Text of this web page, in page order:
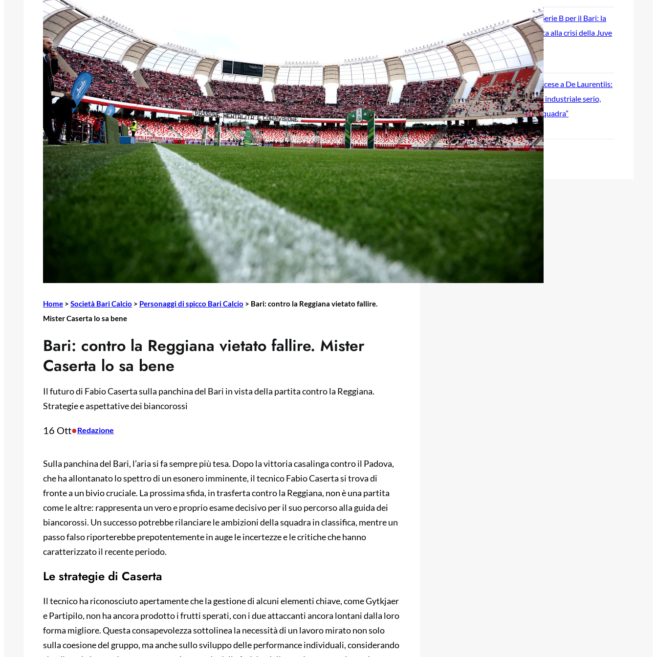
Home > Società Bari Calcio > Personaggi di spicco Bari Calcio > Bari: contro la Reggiana vietato fallire.
Mister Caserta lo sa bene
Bari: contro la Reggiana vietato fallire. Mister
Caserta lo sa bene
Il futuro di Fabio Caserta sulla panchina del Bari in vista della partita contro la Reggiana.
Strategie e aspettative dei biancorossi
16 Ott•Redazione
Sulla panchina del Bari, l’aria si fa sempre più tesa. Dopo la vittoria casalinga contro il Padova,
che ha allontanato lo spettro di un esonero imminente, il tecnico Fabio Caserta si trova di
fronte a un bivio cruciale. La prossima sfida, in trasferta contro la Reggiana, non è una partita
come le altre: rappresenta un vero e proprio esame decisivo per il suo percorso alla guida dei
biancorossi. Un successo potrebbe rilanciare le ambizioni della squadra in classifica, mentre un
passo falso riporterebbe prepotentemente in auge le incertezze e le critiche che hanno
caratterizzato il recente periodo.
Le strategie di Caserta
Il tecnico ha riconosciuto apertamente che la gestione di alcuni elementi chiave, come Gytkjaer
e Partipilo, non ha ancora prodotto i frutti sperati, con i due attaccanti ancora lontani dalla loro
forma migliore. Questa consapevolezza sottolinea la necessità di un lavoro mirato non solo
sulla coesione del gruppo, ma anche sullo sviluppo delle performance individuali, considerando
Ripescaggio in Serie B per il Bari: la
speranza è legata alla crisi della Juve
Stabia
28 Maggio 2026
Futuro Bari, Leccese a De Laurentiis:
“Serve un piano industriale serio,
non siamo una seconda squadra”
27 Maggio 2026